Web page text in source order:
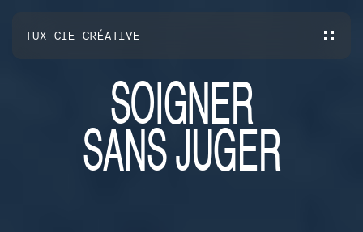
TUX CIE CRÉATIVE
SOIGNER
SANSJUGER